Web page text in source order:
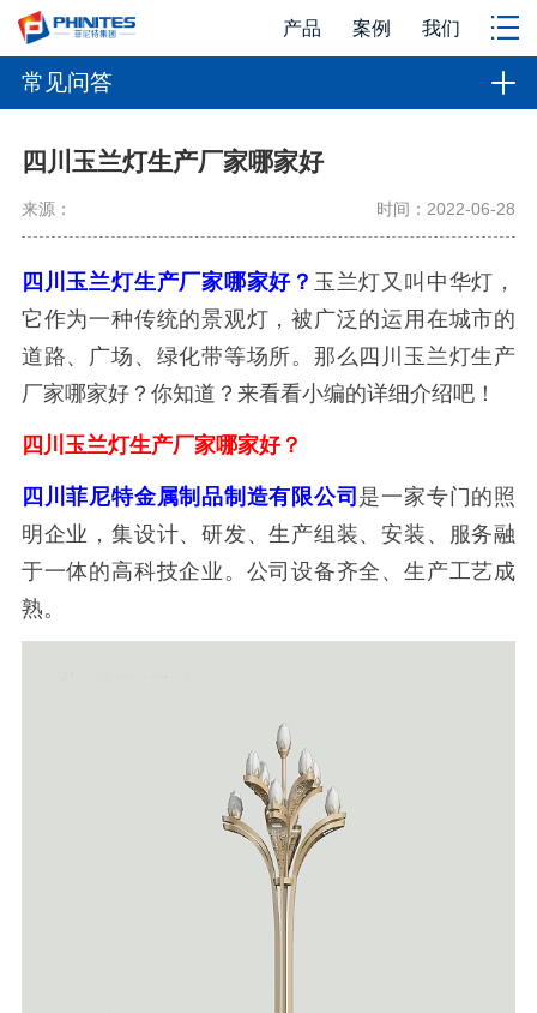
产品 案例 我们
常见问答
四川玉兰灯生产厂家哪家好
来源： 时间：2022-06-28
四川玉兰灯生产厂家哪家好？ 玉兰灯又叫中华灯，
它作为一种传统的景观灯，被广泛的运用在城市的
道路、广场、绿化带等场所。那么四川玉兰灯生产
厂家哪家好？你知道？来看看小编的详细介绍吧！
四川玉兰灯生产厂家哪家好？
四川菲尼特金属制品制造有限公司 是一家专门的照
明企业，集设计、研发、生产组装、安装、服务融
于一体的高科技企业。公司设备齐全、生产工艺成
熟。